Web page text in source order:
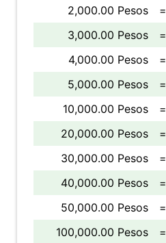
2,000.00 Pesos
=
3,000.00 Pesos
=
4,000.00 Pesos
=
5,000.00 Pesos
=
10,000.00 Pesos
=
20,000.00 Pesos
=
30,000.00 Pesos
=
40,000.00 Pesos
=
50,000.00 Pesos
=
100,000.00 Pesos
=